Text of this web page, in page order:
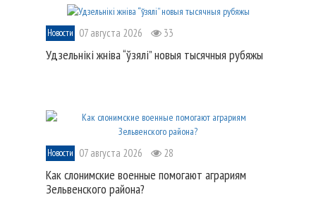
Новости 07 августа 2026 33
Удзельнікі жніва “ўзялі” новыя тысячныя рубяжы
Новости 07 августа 2026 28
Как слонимские военные помогают аграриям
Зельвенского района?